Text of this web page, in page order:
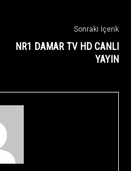
Sonraki İçerik
NR1 DAMAR TV HD CANLI
YAYIN